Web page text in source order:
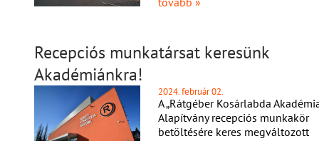
Recepciós munkatársat keresünk
Akadémiánkra!
2024. február 02.
A „Rátgéber Kosárlabda
Alapítvány recepciós munkakör
betöltésére keres megváltozott